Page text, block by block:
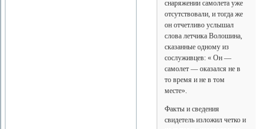
снаряжении самолета уже
отсутствовали, и тогда же
он отчетливо услышал
слова летчика Волошина,
сказанные одному из
сослуживцев: « Он —
самолет — оказался не в
то время и не в том
месте».
Факты и сведения
свидетель изложил четко и